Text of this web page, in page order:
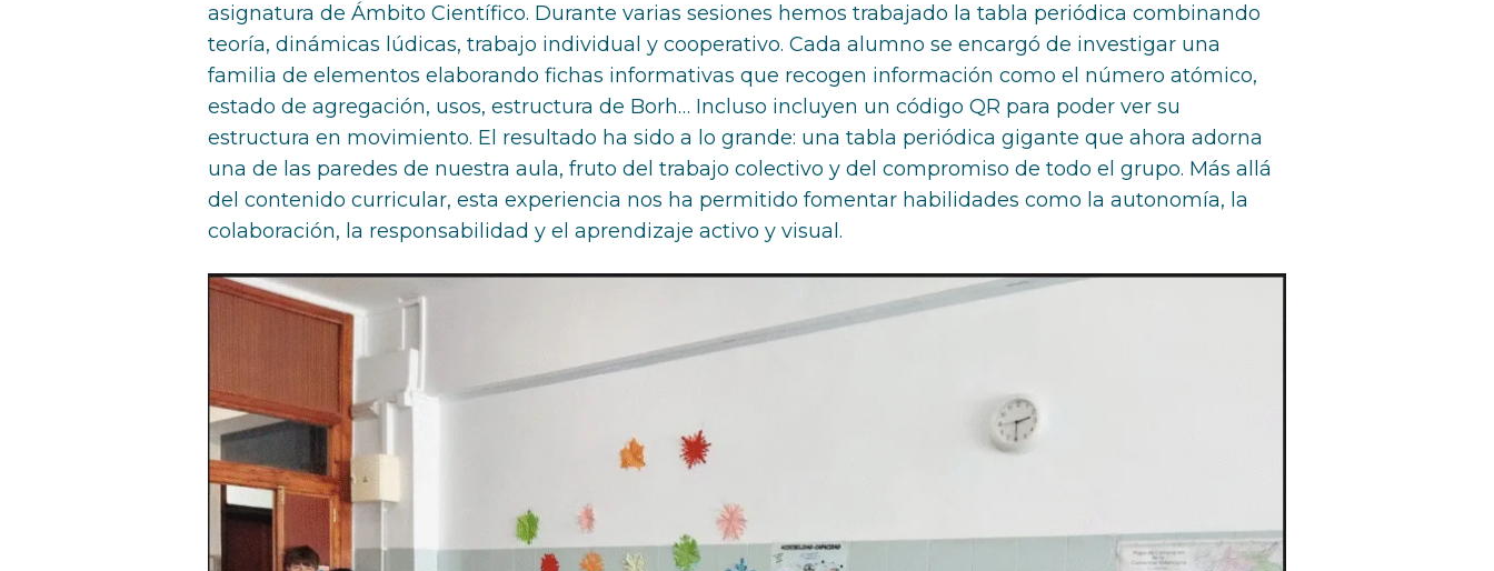
asignatura de Ámbito Científico. Durante varias sesiones hemos trabajado la tabla periódica combinando
teoría, dinámicas lúdicas, trabajo individual y cooperativo. Cada alumno se encargó de investigar una
familia de elementos elaborando fichas informativas que recogen información como el número atómico,
estado de agregación, usos, estructura de Borh… Incluso incluyen un código QR para poder ver su
estructura en movimiento. El resultado ha sido a lo grande: una tabla periódica gigante que ahora adorna
una de las paredes de nuestra aula, fruto del trabajo colectivo y del compromiso de todo el grupo. Más allá
del contenido curricular, esta experiencia nos ha permitido fomentar habilidades como la autonomía, la
colaboración, la responsabilidad y el aprendizaje activo y visual.